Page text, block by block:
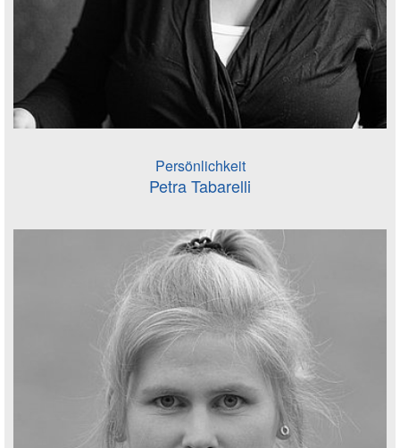
Persönlichkeit
Petra Tabarelli